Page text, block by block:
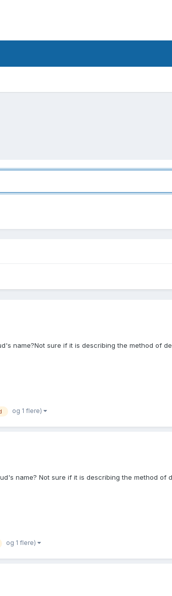
name?Not sure if it is describing the method of
og 1 flere)
name? Not sure if it is describing the method
og 1 flere)